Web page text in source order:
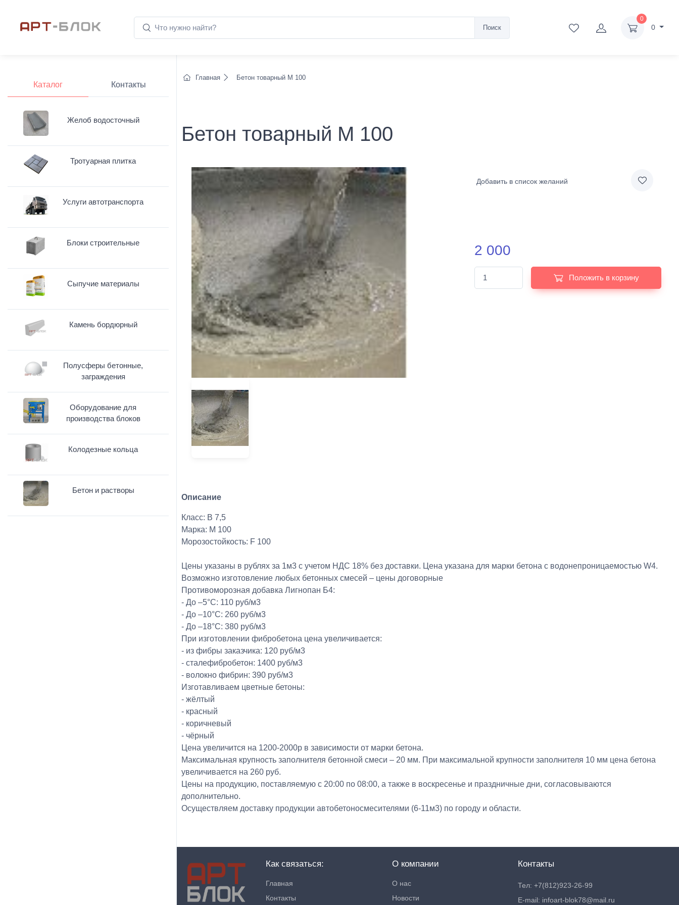
Поиск
0
0
Главная Бетон товарный М 100
Бетон товарный М 100
Добавить в список желаний
2 000
Положить в корзину
Описание
Класс: В 7,5
Марка: М 100
Морозостойкость: F 100
Цены указаны в рублях за 1м3 с учетом НДС 18% без доставки. Цена указана для марки бетона с водонепроницаемостью W4.
Возможно изготовление любых бетонных смесей – цены договорные
Противоморозная добавка Лигнопан Б4:
- До –5°С: 110 руб/м3
- До –10°С: 260 руб/м3
- До –18°С: 380 руб/м3
При изготовлении фибробетона цена увеличивается:
- из фибры заказчика: 120 руб/м3
- сталефибробетон: 1400 руб/м3
- волокно фибрин: 390 руб/м3
Изготавливаем цветные бетоны:
- жёлтый
- красный
- коричневый
- чёрный
Цена увеличится на 1200-2000р в зависимости от марки бетона.
Максимальная крупность заполнителя бетонной смеси – 20 мм. При максимальной крупности заполнителя 10 мм цена бетона
увеличивается на 260 руб.
Цены на продукцию, поставляемую с 20:00 по 08:00, а также в воскресенье и праздничные дни, согласовываются
дополнительно.
Осуществляем доставку продукции автобетоносмесителями (6-11м3) по городу и области.
Каталог Контакты
Желоб водосточный
Тротуарная плитка
Услуги автотранспорта
Блоки строительные
Сыпучие материалы
Камень бордюрный
Полусферы бетонные,
заграждения
Оборудование для
производства блоков
Колодезные кольца
Бетон и растворы
Как связаться:
Главная
Контакты
О компании
О нас
Новости
Контакты
Тел: +7(812)923-26-99
E-mail: infoart-blok78@mail.ru